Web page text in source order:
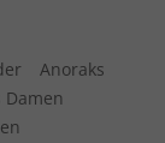
Anoraks
Damen